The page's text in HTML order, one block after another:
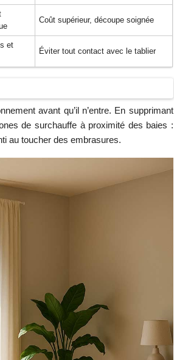
Coût supérieur, découpe soignée
et
Éviter tout contact avec le tablier
avant qu’il n’entre. En supprimant
de surchauffe à proximité des baies :
au toucher des embrasures.